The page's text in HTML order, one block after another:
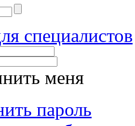
специалистов
меня
пароль